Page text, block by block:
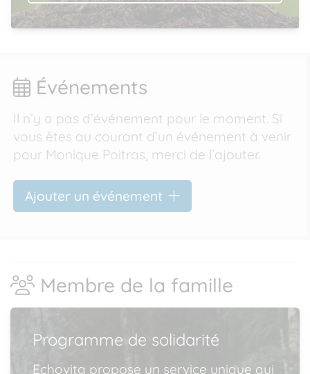
Événements
Il n’y a pas d’événement pour le moment. Si
vous êtes au courant d’un événement à venir
pour Monique Poitras, merci de l’ajouter.
Ajouter un événement
Membre de la famille
Programme de solidarité
Echovita propose un service unique qui